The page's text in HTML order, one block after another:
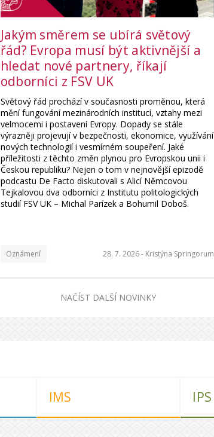
Jakým směrem se ubírá světový
řád? Evropa musí být aktivnější a
hledat nové partnery, říkají
odborníci z FSV UK
Světový řád prochází v současnosti proměnou, která
mění fungování mezinárodních institucí, vztahy mezi
velmocemi i postavení Evropy. Dopady se stále
výrazněji projevují v bezpečnosti, ekonomice, využívání
nových technologií i vesmírném soupeření. Jaké
příležitosti z těchto změn plynou pro Evropskou unii i
Českou republiku? Nejen o tom v nejnovější epizodě
podcastu De Facto diskutovali s Alicí Němcovou
Tejkalovou dva odborníci z Institutu politologických
studií FSV UK – Michal Parízek a Bohumil Doboš.
Oznámení 28. 7. 2026 - Kristýna Springorum
NAČÍST DALŠÍ NOVINKY
IMS IPS